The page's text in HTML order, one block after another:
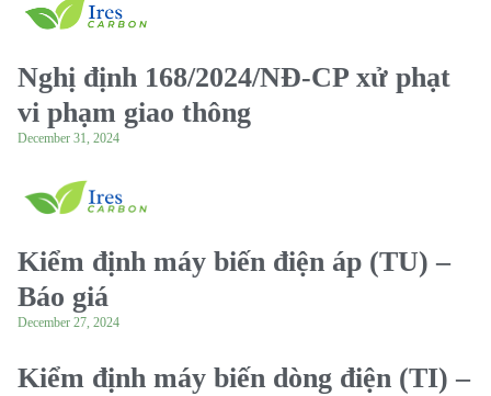
Nghị định 168/2024/NĐ-CP xử phạt
vi phạm giao thông
December 31, 2024
Kiểm định máy biến điện áp (TU) –
Báo giá
December 27, 2024
Kiểm định máy biến dòng điện (TI) –